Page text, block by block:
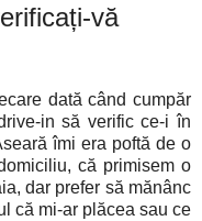
vă
dată când cumpăr
in să verific ce-i în
îmi era poftă de o
că primisem o
dar prefer să mănânc
că mi-ar plăcea sau ce